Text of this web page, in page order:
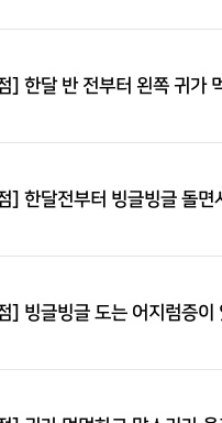
] 한달전부터 빙글빙글 돌면